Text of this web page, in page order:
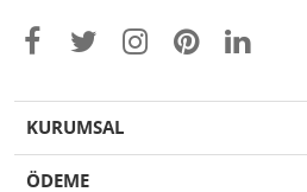
KURUMSAL
ÖDEME